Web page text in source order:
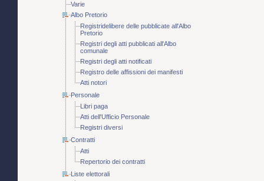
Varie
Albo Pretorio
Registridelibere delle pubblicate all'Albo
Pretorio
Registri degli atti pubblicati all'Albo
comunale
Registri degli atti notificati
Registro delle affissioni dei manifesti
Atti notori
Personale
Libri paga
Atti dell'Ufficio Personale
Registri diversi
Contratti
Atti
Repertorio dei contratti
Liste elettorali